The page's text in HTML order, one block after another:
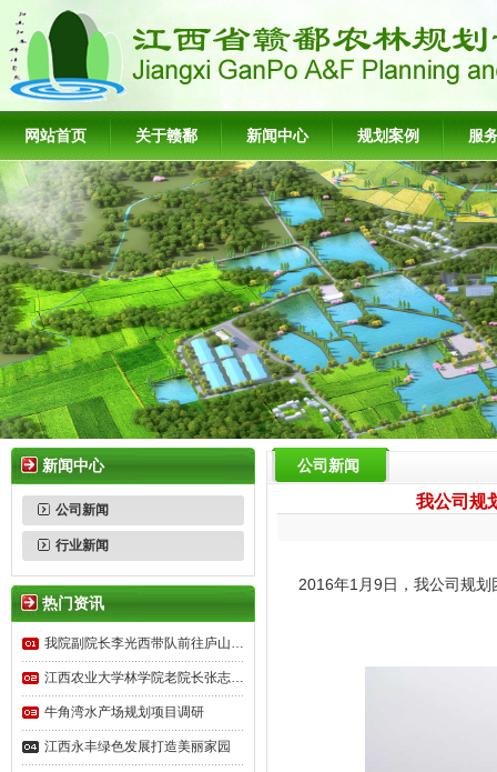
网站首页 关于赣鄱 新闻中心 规划案例 服
新闻中心
公司新闻
行业新闻
热门资讯
我院副院长李光西带队前往庐山…
江西农业大学林学院老院长张志…
牛角湾水产场规划项目调研
江西永丰绿色发展打造美丽家园
公司新闻
我公司规
2016年1月9日，我公司规